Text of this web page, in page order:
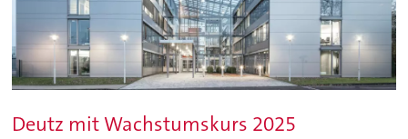
Deutz mit Wachstumskurs 2025